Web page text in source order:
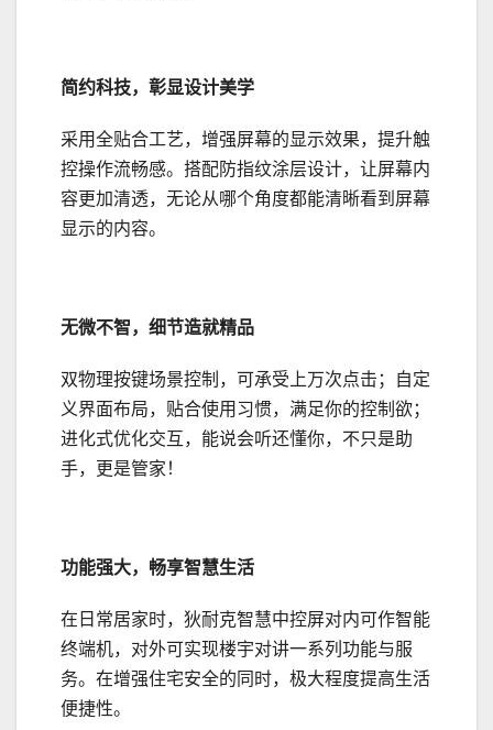
简约科技，彰显设计美学
采用全贴合工艺，增强屏幕的显示效果，提升触
控操作流畅感。搭配防指纹涂层设计，让屏幕内
容更加清透，无论从哪个角度都能清晰看到屏幕
显示的内容。
无微不智，细节造就精品
双物理按键场景控制，可承受上万次点击；自定
义界面布局，贴合使用习惯，满足你的控制欲；
进化式优化交互，能说会听还懂你，不只是助
手，更是管家！
功能强大，畅享智慧生活
在日常居家时，狄耐克智慧中控屏对内可作智能
终端机，对外可实现楼宇对讲一系列功能与服
务。在增强住宅安全的同时，极大程度提高生活
便捷性。